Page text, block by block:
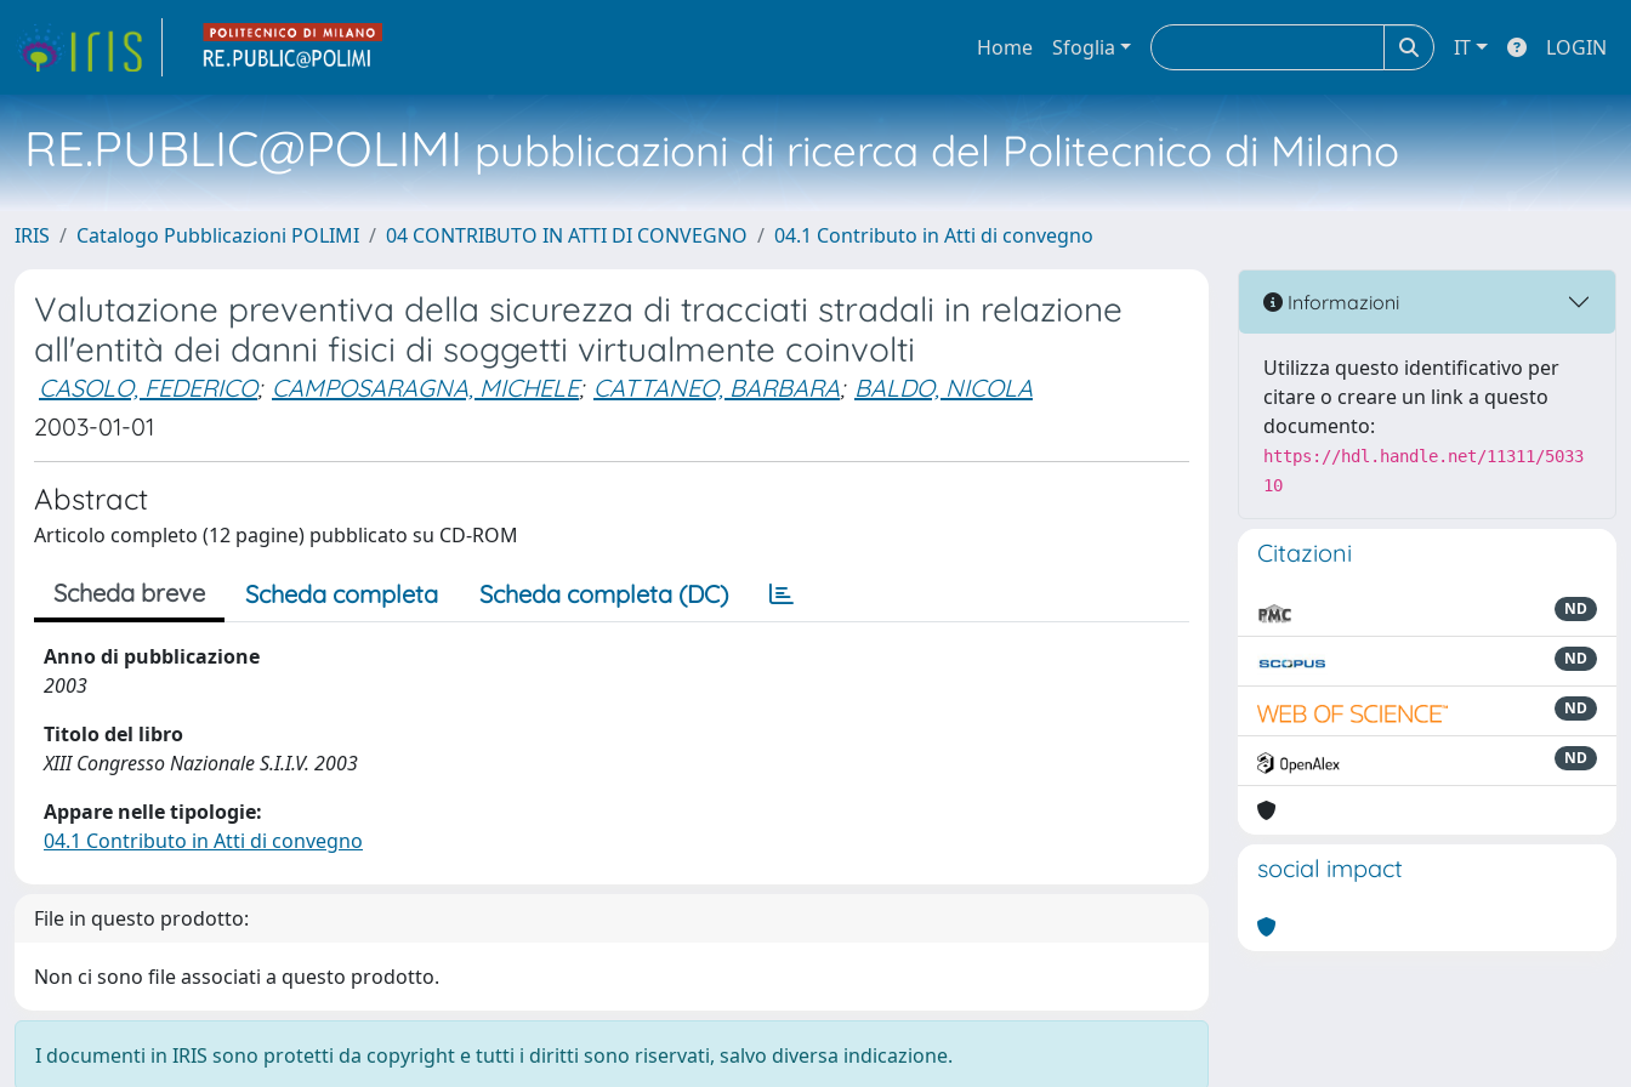
Home Sfoglia IT LOGIN
RE.PUBLIC@POLIMIpubblicazioni di ricerca del Politecnico di Milano
IRIS Catalogo Pubblicazioni POLIMI 04 CONTRIBUTO IN ATTI DI CONVEGNO 04.1 Contributo in Atti di convegno
Valutazione preventiva della sicurezza di tracciati stradali in relazione
all'entità dei danni fisici di soggetti virtualmente coinvolti
CASOLO, FEDERICO; CAMPOSARAGNA, MICHELE; CATTANEO, BARBARA; BALDO, NICOLA
2003-01-01
Abstract
Articolo completo (12 pagine) pubblicato su CD-ROM
Scheda breve Scheda completa Scheda completa (DC)
Anno di pubblicazione
2003
Titolo del libro
XIII Congresso Nazionale S.I.I.V. 2003
Appare nelle tipologie:
04.1 Contributo in Atti di convegno
File in questo prodotto:
Non ci sono file associati a questo prodotto.
I documenti in IRIS sono protetti da copyright e tutti i diritti sono riservati, salvo diversa indicazione.
Informazioni
Utilizza questo identificativo per
citare o creare un link a questo
documento:
https://hdl.handle.net/11311/5033
10
Citazioni
ND
ND
ND
ND
social impact